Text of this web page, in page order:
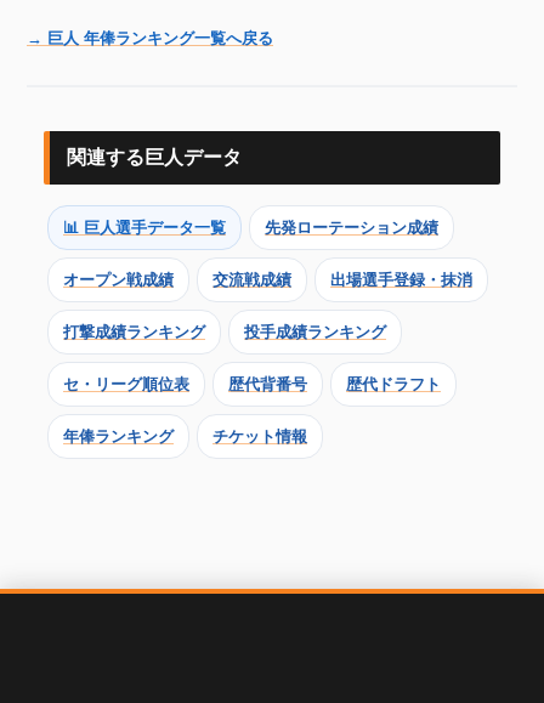
→ 巨人 年俸ランキング一覧へ戻る
関連する巨人データ
📊 巨人選手データ一覧 先発ローテーション成績
オープン戦成績 交流戦成績 出場選手登録・抹消
打撃成績ランキング 投手成績ランキング
セ・リーグ順位表 歴代背番号 歴代ドラフト
年俸ランキング チケット情報